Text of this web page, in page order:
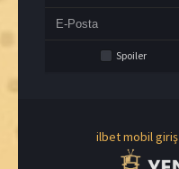
Spoiler
ilbet mobil giriş